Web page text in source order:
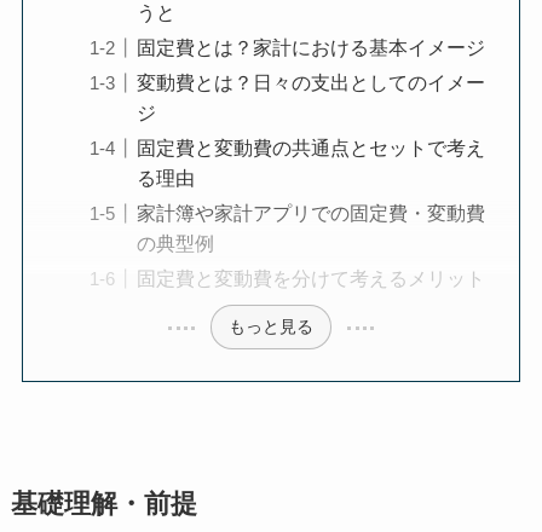
うと
固定費とは？家計における基本イメージ
変動費とは？日々の支出としてのイメー
ジ
固定費と変動費の共通点とセットで考え
る理由
家計簿や家計アプリでの固定費・変動費
の典型例
固定費と変動費を分けて考えるメリット
もっと見る
基礎理解・前提